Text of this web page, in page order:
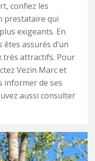
confiez les
prestataire qui
exigeants. En
assurés d’un
très attractifs. Pour
Vezin Marc et
informer de ses
aussi consulter